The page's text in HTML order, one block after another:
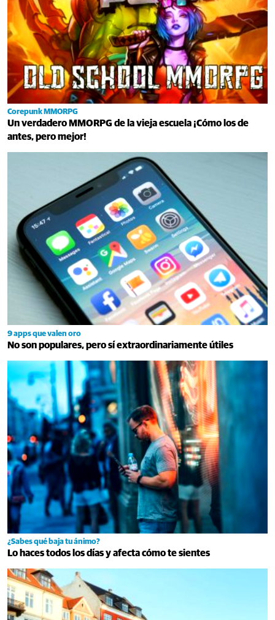
Corepunk MMORPG
Un verdadero MMORPG de la vieja escuela ¡Cómo los de
antes, pero mejor!
9 apps que valen oro
No son populares, pero sí extraordinariamente útiles
¿Sabes qué baja tu ánimo?
Lo haces todos los días y afecta cómo te sientes